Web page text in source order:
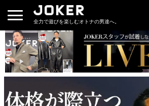
全力で遊びを楽しむオトナの男達へ。